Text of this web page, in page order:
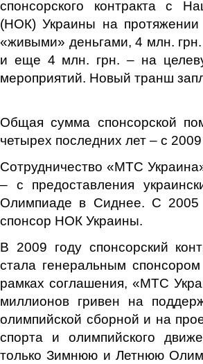
спонсорского контракта с
(НОК) Украины на протяжении
«живыми» деньгами, 4 млн.
и еще 4 млн. грн. – на
мероприятий. Новый транш
Общая сумма спонсорской
четырех последних лет – с
Сотрудничество «МТС
– с предоставления
Олимпиаде в Сиднее. С 2005
спонсор НОК Украины.
В 2009 году спонсорский
стала генеральным
рамках соглашения, «МТС
миллионов гривен на
олимпийской сборной и на
спорта и олимпийского
только Зимнюю и Летнюю